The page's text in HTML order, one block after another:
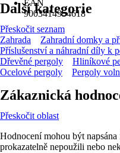
EAN
9003414954618
Další kategorie
Přeskočit seznam
Zahrada
Zahradní domky a
Příslušenství a náhradní díly k
Dřevěné pergoly
Hliníkové
Ocelové pergoly
Pergoly
Zákaznická
Přeskočit oblast
Hodnocení mohou být
prokazatelně nepoužili nebo